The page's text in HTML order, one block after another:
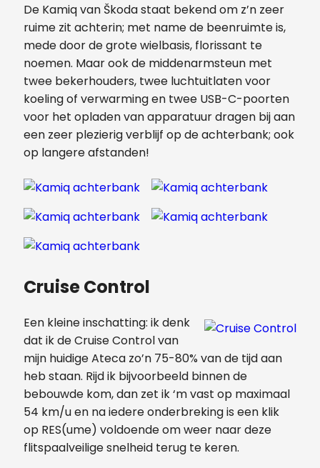
De Kamiq van Škoda staat bekend om z’n zeer
ruime zit achterin; met name de beenruimte is,
mede door de grote wielbasis, florissant te
noemen. Maar ook de middenarmsteun met
twee bekerhouders, twee luchtuitlaten voor
koeling of verwarming en twee USB-C-poorten
voor het opladen van apparatuur dragen bij aan
een zeer plezierig verblijf op de achterbank; ook
op langere afstanden!
Cruise Control
Een kleine inschatting: ik denk
dat ik de Cruise Control van
mijn huidige Ateca zo’n 75-80% van de tijd aan
heb staan. Rijd ik bijvoorbeeld binnen de
bebouwde kom, dan zet ik ‘m vast op maximaal
54 km/u en na iedere onderbreking is een klik
op RES(ume) voldoende om weer naar deze
flitspaalveilige snelheid terug te keren.